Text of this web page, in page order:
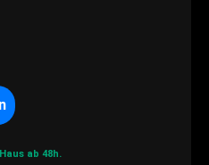
ab 48h.